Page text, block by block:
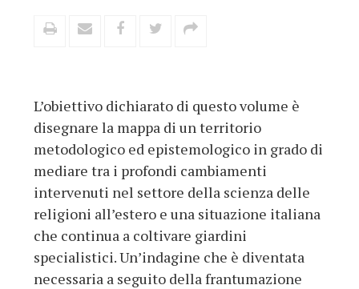
L’obiettivo dichiarato di questo volume è
disegnare la mappa di un territorio
metodologico ed epistemologico in grado di
mediare tra i profondi cambiamenti
intervenuti nel settore della scienza delle
religioni all’estero e una situazione italiana
che continua a coltivare giardini
specialistici. Un’indagine che è diventata
necessaria a seguito della frantumazione